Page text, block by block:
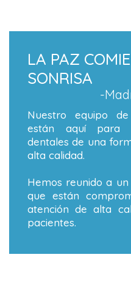
LA PAZ
SONRISA
-
Nuestro equipo
están aquí para
dentales de una
alta calidad.
Hemos reunido a
que están
atención de alta
pacientes.